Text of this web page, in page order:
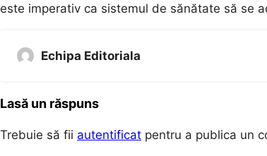
este imperativ ca sistemul de sănătate să se
Echipa Editoriala
Lasă un răspuns
Trebuie să fii autentificat pentru a publica un